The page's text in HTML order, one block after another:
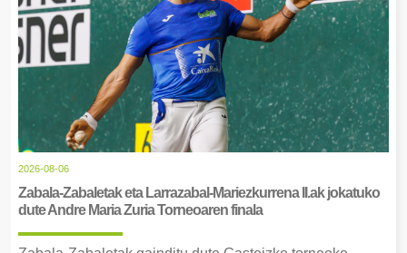
2026-08-06
Zabala-Zabaletak eta Larrazabal-Mariezkurrena II.ak jokatuko
dute Andre Maria Zuria Torneoaren finala